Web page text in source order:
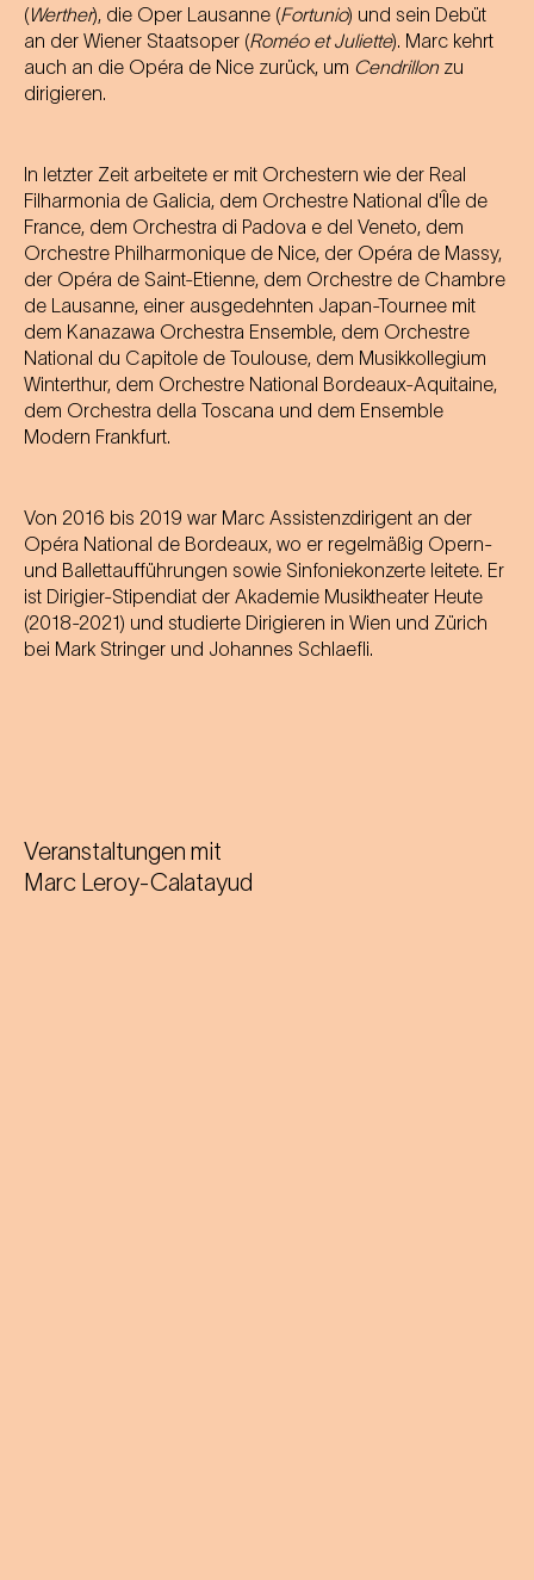
(Werther), die Oper Lausanne (Fortunio) und sein Debüt
an der Wiener Staatsoper (Roméo et Juliette). Marc kehrt
auch an die Opéra de Nice zurück, um Cendrillon zu
dirigieren.
In letzter Zeit arbeitete er mit Orchestern wie der Real
Filharmonia de Galicia, dem Orchestre National d'Île de
France, dem Orchestra di Padova e del Veneto, dem
Orchestre Philharmonique de Nice, der Opéra de Massy,
der Opéra de Saint-Etienne, dem Orchestre de Chambre
de Lausanne, einer ausgedehnten Japan-Tournee mit
dem Kanazawa Orchestra Ensemble, dem Orchestre
National du Capitole de Toulouse, dem Musikkollegium
Winterthur, dem Orchestre National Bordeaux-Aquitaine,
dem Orchestra della Toscana und dem Ensemble
Modern Frankfurt.
Von 2016 bis 2019 war Marc Assistenzdirigent an der
Opéra National de Bordeaux, wo er regelmäßig Opern-
und Ballettaufführungen sowie Sinfoniekonzerte leitete. Er
ist Dirigier-Stipendiat der Akademie Musiktheater Heute
(2018-2021) und studierte Dirigieren in Wien und Zürich
bei Mark Stringer und Johannes Schlaefli.
Veranstaltungen mit
Marc Leroy-Calatayud